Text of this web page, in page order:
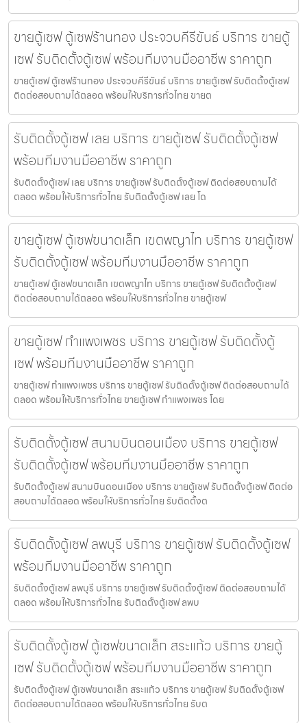
ขายตู้เซฟ ตู้เซฟร้านทอง ประจวบคีรีขันธ์ บริการ ขายตู้
เซฟ รับติดตั้งตู้เซฟ พร้อมทีมงานมืออาชีพ ราคาถูก
ขายตู้เซฟ ตู้เซฟร้านทอง ประจวบคีรีขันธ์ บริการ ขายตู้เซฟ รับติดตั้งตู้เซฟ
ติดต่อสอบถามได้ตลอด พร้อมให้บริการทั่วไทย ขายต
รับติดตั้งตู้เซฟ เลย บริการ ขายตู้เซฟ รับติดตั้งตู้เซฟ
พร้อมทีมงานมืออาชีพ ราคาถูก
รับติดตั้งตู้เซฟ เลย บริการ ขายตู้เซฟ รับติดตั้งตู้เซฟ ติดต่อสอบถามได้
ตลอด พร้อมให้บริการทั่วไทย รับติดตั้งตู้เซฟ เลย โด
ขายตู้เซฟ ตู้เซฟขนาดเล็ก เขตพญาไท บริการ ขายตู้เซฟ
รับติดตั้งตู้เซฟ พร้อมทีมงานมืออาชีพ ราคาถูก
ขายตู้เซฟ ตู้เซฟขนาดเล็ก เขตพญาไท บริการ ขายตู้เซฟ รับติดตั้งตู้เซฟ
ติดต่อสอบถามได้ตลอด พร้อมให้บริการทั่วไทย ขายตู้เซฟ
ขายตู้เซฟ กำแพงเพชร บริการ ขายตู้เซฟ รับติดตั้งตู้
เซฟ พร้อมทีมงานมืออาชีพ ราคาถูก
ขายตู้เซฟ กำแพงเพชร บริการ ขายตู้เซฟ รับติดตั้งตู้เซฟ ติดต่อสอบถามได้
ตลอด พร้อมให้บริการทั่วไทย ขายตู้เซฟ กำแพงเพชร โดย
รับติดตั้งตู้เซฟ สนามบินดอนเมือง บริการ ขายตู้เซฟ
รับติดตั้งตู้เซฟ พร้อมทีมงานมืออาชีพ ราคาถูก
รับติดตั้งตู้เซฟ สนามบินดอนเมือง บริการ ขายตู้เซฟ รับติดตั้งตู้เซฟ ติดต่อ
สอบถามได้ตลอด พร้อมให้บริการทั่วไทย รับติดตั้งต
รับติดตั้งตู้เซฟ ลพบุรี บริการ ขายตู้เซฟ รับติดตั้งตู้เซฟ
พร้อมทีมงานมืออาชีพ ราคาถูก
รับติดตั้งตู้เซฟ ลพบุรี บริการ ขายตู้เซฟ รับติดตั้งตู้เซฟ ติดต่อสอบถามได้
ตลอด พร้อมให้บริการทั่วไทย รับติดตั้งตู้เซฟ ลพบ
รับติดตั้งตู้เซฟ ตู้เซฟขนาดเล็ก สระแก้ว บริการ ขายตู้
เซฟ รับติดตั้งตู้เซฟ พร้อมทีมงานมืออาชีพ ราคาถูก
รับติดตั้งตู้เซฟ ตู้เซฟขนาดเล็ก สระแก้ว บริการ ขายตู้เซฟ รับติดตั้งตู้เซฟ
ติดต่อสอบถามได้ตลอด พร้อมให้บริการทั่วไทย รับต